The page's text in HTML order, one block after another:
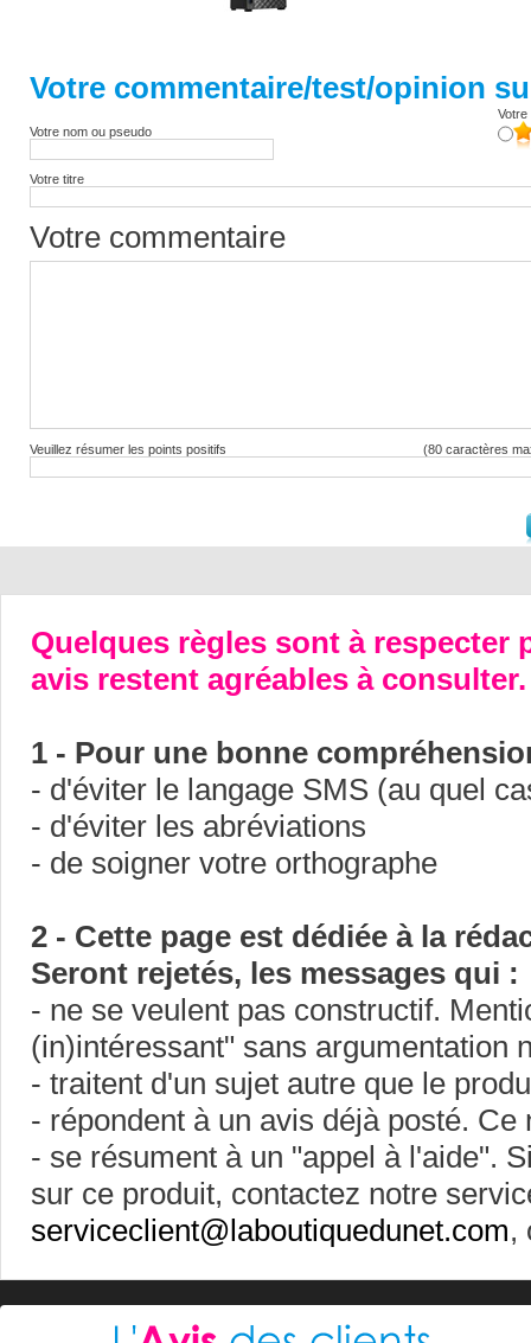
Votre commentaire/test/opinion
Votre nom ou pseudo
Votre
Votre titre
Votre commentaire
Veuillez résumer les points positifs (80 caractères
Quelques règles sont à respecter
avis restent agréables à consulter.
1 - Pour une bonne
- d'éviter le langage SMS (au quel
- d'éviter les abréviations
- de soigner votre orthographe
2 - Cette page est dédiée à la
Seront rejetés, les messages qui :
- ne se veulent pas constructif.
(in)intéressant" sans argumentation
- traitent d'un sujet autre que le
- répondent à un avis déjà posté. Ce
- se résument à un "appel à l'aide".
sur ce produit, contactez notre
serviceclient@laboutiquedunet.com,